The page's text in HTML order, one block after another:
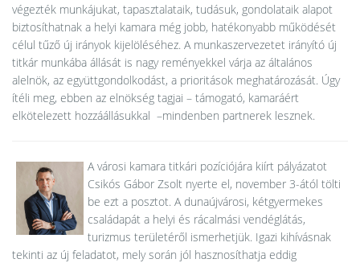
végezték munkájukat, tapasztalataik, tudásuk, gondolataik alapot
biztosíthatnak a helyi kamara még jobb, hatékonyabb működését
célul tűző új irányok kijelöléséhez. A munkaszervezetet irányító új
titkár munkába állását is nagy reményekkel várja az általános
alelnök, az együttgondolkodást, a prioritások meghatározását. Úgy
ítéli meg, ebben az elnökség tagjai – támogató, kamaráért
elkötelezett hozzáállásukkal –mindenben partnerek lesznek.
A városi kamara titkári pozíciójára kiírt pályázatot
Csikós Gábor Zsolt nyerte el, november 3-ától tölti
be ezt a posztot. A dunaújvárosi, kétgyermekes
családapát a helyi és rácalmási vendéglátás,
turizmus területéről ismerhetjük. Igazi kihívásnak
tekinti az új feladatot, mely során jól hasznosíthatja eddig